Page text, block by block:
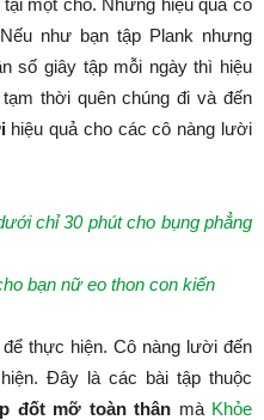
một chỗ. Nhưng hiệu quả có
như bạn tập Plank nhưng
số giây tập mỗi ngày thì hiệu
thời quên chúng đi và đến
hiệu quả cho các cô nàng lười
chỉ 30 phút cho bụng phẳng
bạn nữ eo thon con kiến
thực hiện. Cô nàng lười đến
Đây là các bài tập thuộc
đốt mỡ toàn thân mà Khỏe